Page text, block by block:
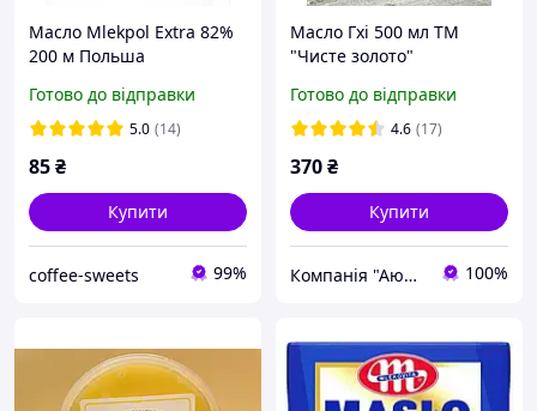
Масло Mlekpol Extra 82%
200 м Польша
Готово до відправки
5.0 (14)
85₴
Купити
coffee-sweets 99%
Масло Гхі 500 мл ТМ
"Чисте золото"
Готово до відправки
4.6 (17)
370₴
Купити
Компанія "Аюрведа" 100%